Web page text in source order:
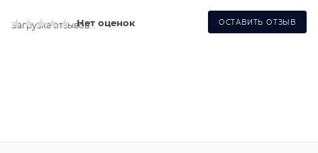
Нет оценок ОСТАВИТЬ ОТЗЫВ
Загрузка отзывов...